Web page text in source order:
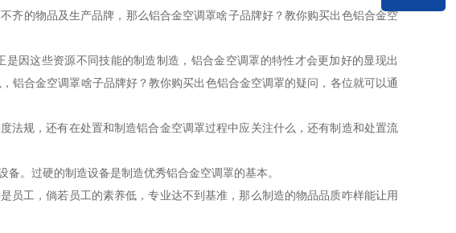
齐的物品及生产品牌，那么铝合金空调罩啥子品牌好？教你购买出色铝合金空
因这些资源不同技能的制造制造，铝合金空调罩的特性才会更加好的显现出
铝合金空调罩啥子品牌好？教你购买出色铝合金空调罩的疑问，各位就可以通
法规，还有在处置和制造铝合金空调罩过程中应关注什么，还有制造和处置流
。过硬的制造设备是制造优秀铝合金空调罩的基本。
员工，倘若员工的素养低，专业达不到基准，那么制造的物品品质咋样能让用